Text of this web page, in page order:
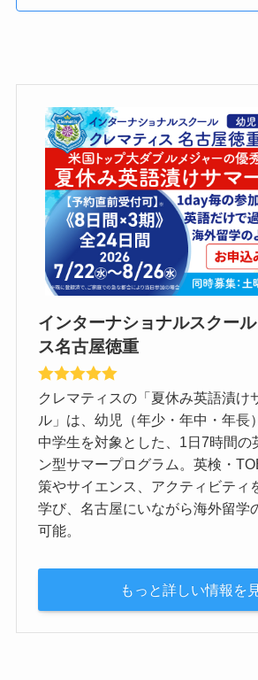
インターナショナルスクー
ス名古屋徳重
クレマティスの「夏休み英語漬け
ル」は、幼児（年少・年中・年長
中学生を対象とした、1日7時間の
ン型サマープログラム。英検・
策やサイエンス、アクティビティ
学び、名古屋にいながら海外留学
可能。
もっと詳しい情報を